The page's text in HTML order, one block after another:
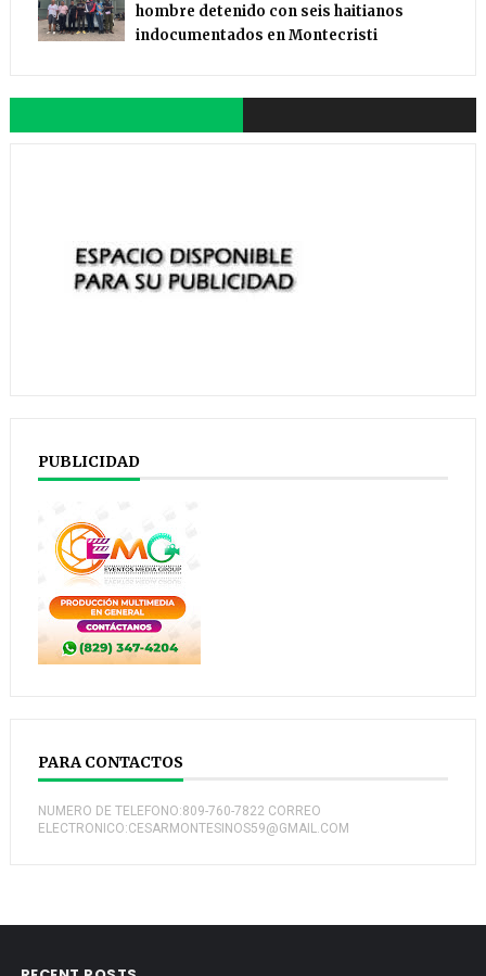
hombre detenido con seis haitianos
indocumentados en Montecristi
PUBLICIDAD
PARA CONTACTOS
NUMERO DE TELEFONO:809-760-7822 CORREO
ELECTRONICO:CESARMONTESINOS59@GMAIL.COM